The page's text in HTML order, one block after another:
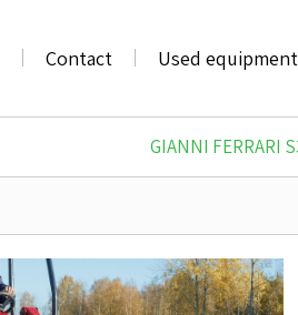
Used equipment
Contact